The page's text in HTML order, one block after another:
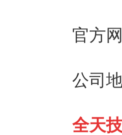
官方网址
公司地
全天